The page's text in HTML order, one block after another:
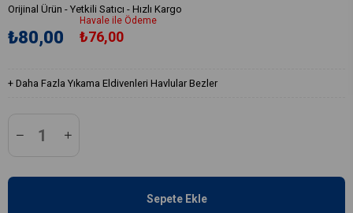
Orijinal Ürün - Yetkili Satıcı - Hızlı Kargo
₺80,00
Havale ile Ödeme
₺76,00
+ Daha Fazla Yıkama Eldivenleri Havlular Bezler